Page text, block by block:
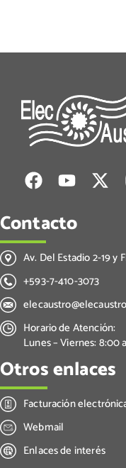
Contacto
Av. Del Estadio 2-19
+593-7-410-3073
Horario de Atención:
Lunes – Viernes: 8:00
Otros enlaces
Facturación
Webmail
Enlaces de interés